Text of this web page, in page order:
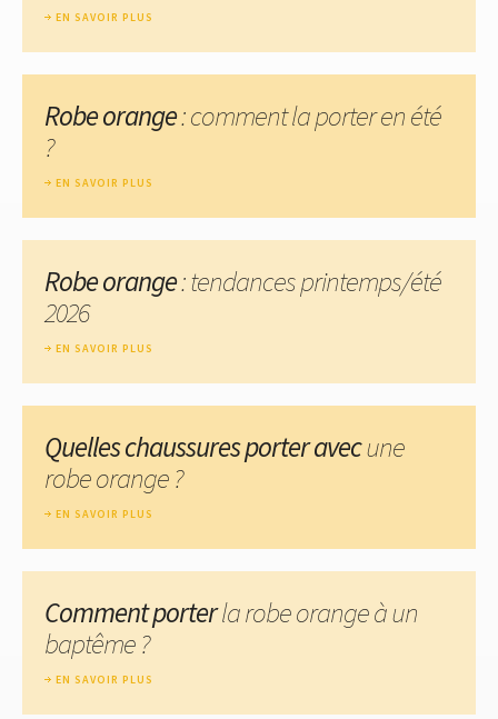
EN SAVOIR PLUS
Robe orange: comment la porter en été
?
EN SAVOIR PLUS
Robe orange: tendances printemps/été
2026
EN SAVOIR PLUS
Quelles chaussures porter avecune
robe orange ?
EN SAVOIR PLUS
Comment porterla robe orange à un
baptême ?
EN SAVOIR PLUS